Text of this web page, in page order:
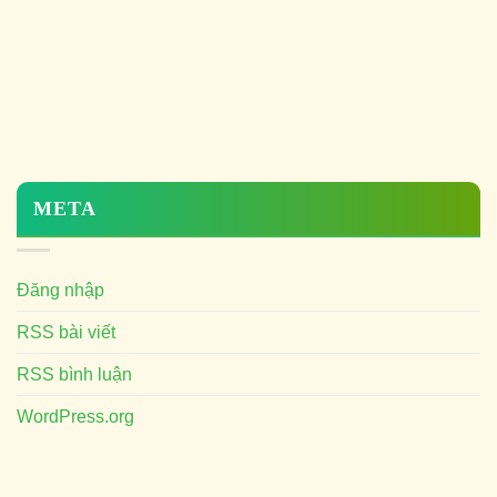
META
Đăng nhập
RSS bài viết
RSS bình luận
WordPress.org